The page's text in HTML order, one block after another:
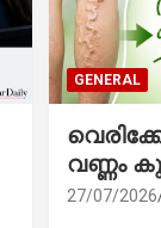
GENERAL
വണ്ണം
27/07/2026